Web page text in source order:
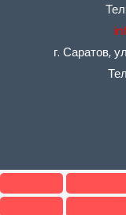
г. Саратов,